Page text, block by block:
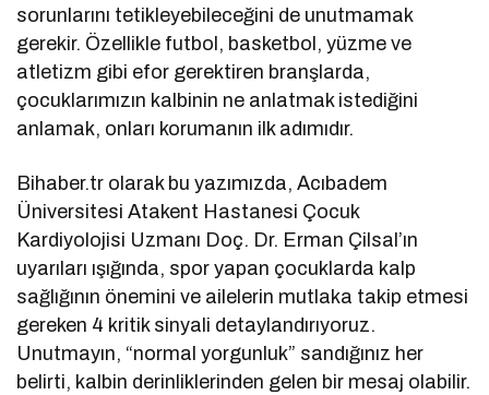
sorunlarını tetikleyebileceğini de unutmamak
gerekir. Özellikle futbol, basketbol, yüzme ve
atletizm gibi efor gerektiren branşlarda,
çocuklarımızın kalbinin ne anlatmak istediğini
anlamak, onları korumanın ilk adımıdır.
Bihaber.tr olarak bu yazımızda, Acıbadem
Üniversitesi Atakent Hastanesi Çocuk
Kardiyolojisi Uzmanı Doç. Dr. Erman Çilsal’ın
uyarıları ışığında, spor yapan çocuklarda kalp
sağlığının önemini ve ailelerin mutlaka takip etmesi
gereken 4 kritik sinyali detaylandırıyoruz.
Unutmayın, “normal yorgunluk” sandığınız her
belirti, kalbin derinliklerinden gelen bir mesaj olabilir.